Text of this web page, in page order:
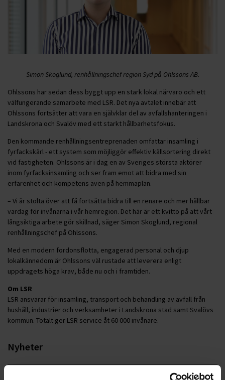
Simon Skoglund, renhållningschef region Syd på Ohlssons AB.
Ohlssons har sedan dess byggt upp en stark lokal närvaro och ett
välfungerande samarbete med LSR. Det nya avtalet innebär att
Ohlssons fortsätter att vara en självklar del av avfallshanteringen i
Landskrona och Svalöv med ett starkt hållbarhetsfokus.
Den kommande renhållningsentreprenaden omfattar insamling i
fyrfackskärl - ett system som möjliggör effektiv källsortering direkt
vid fastigheten. Ohlssons är i dag en av Sveriges största aktörer
inom fyrfacksinsamling och ser fram emot att bidra med sin
erfarenhet och kompetens även på hemmaplan.
– Vi är stolta över att få fortsätta bidra till en renare och mer hållbar
vardag för invånarna i vår hemregion. Det här är ett kvitto på att vårt
långsiktiga arbete gör skillnad, säger Simon Skoglund, regional
renhållningschef på Ohlssons.
Med en modern fordonsflotta, engagerad personal och djup
lokalkännedom är Ohlssons väl rustade att leverera enligt
uppdragets höga krav, både nu och i framtiden.
Om LSR
LSR ansvarar för insamling, transport och behandling av avfall från
hushåll, industrier och verksamheter i Landskrona stad samt Svalövs
kommun. Totalt ger LSR service åt 60 000 invånare.
Nyheter